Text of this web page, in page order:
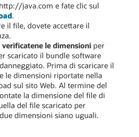
java.com e fate clic sul
.
il file, dovete accettare il
le dimensioniper
scaricato il bundle software
Prima di scaricare il
le dimensioni riportate nella
sul sito Web. Al termine del
la dimensione del file di
del file scaricato per
dimensioni siano uguali.